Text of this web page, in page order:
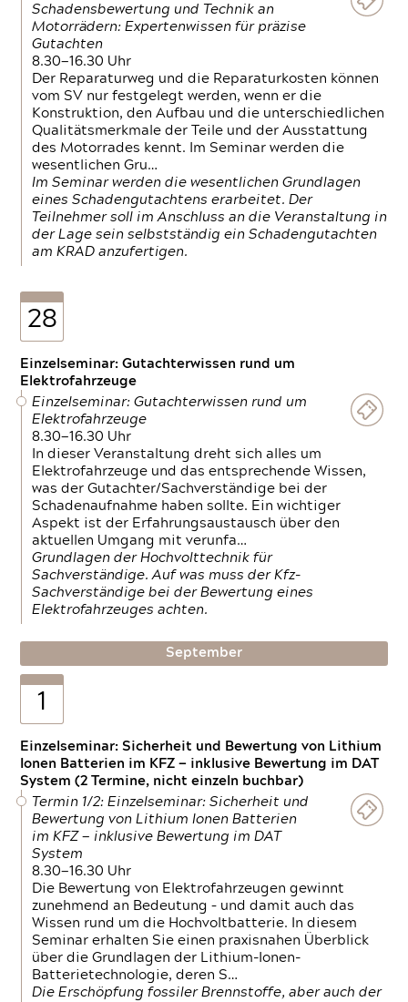
Schadensbewertung und Technik an
Motorrädern: Expertenwissen für präzise
Gutachten
8.30—16.30 Uhr
Der Reparaturweg und die Reparaturkosten können
vom SV nur festgelegt werden, wenn er die
Konstruktion, den Aufbau und die unterschiedlichen
Qualitätsmerkmale der Teile und der Ausstattung
des Motorrades kennt. Im Seminar werden die
wesentlichen Gru…
Im Seminar werden die wesentlichen Grundlagen
eines Schadengutachtens erarbeitet. Der
Teilnehmer soll im Anschluss an die Veranstaltung in
der Lage sein selbstständig ein Schadengutachten
am KRAD anzufertigen.
28
Einzelseminar: Gutachterwissen rund um
Elektrofahrzeuge
Einzelseminar: Gutachterwissen rund um
Elektrofahrzeuge
8.30—16.30 Uhr
In dieser Veranstaltung dreht sich alles um
Elektrofahrzeuge und das entsprechende Wissen,
was der Gutachter/Sachverständige bei der
Schadenaufnahme haben sollte. Ein wichtiger
Aspekt ist der Erfahrungsaustausch über den
aktuellen Umgang mit verunfa…
Grundlagen der Hochvolttechnik für
Sachverständige. Auf was muss der Kfz-
Sachverständige bei der Bewertung eines
Elektrofahrzeuges achten.
September
1
Einzelseminar: Sicherheit und Bewertung von Lithium
Ionen Batterien im KFZ — inklusive Bewertung im DAT
System (2 Termine, nicht einzeln buchbar)
Termin 1/2: Einzelseminar: Sicherheit und
Bewertung von Lithium Ionen Batterien
im KFZ — inklusive Bewertung im DAT
System
8.30—16.30 Uhr
Die Bewertung von Elektrofahrzeugen gewinnt
zunehmend an Bedeutung – und damit auch das
Wissen rund um die Hochvoltbatterie. In diesem
Seminar erhalten Sie einen praxisnahen Überblick
über die Grundlagen der Lithium-Ionen-
Batterietechnologie, deren S…
Die Erschöpfung fossiler Brennstoffe, aber auch der